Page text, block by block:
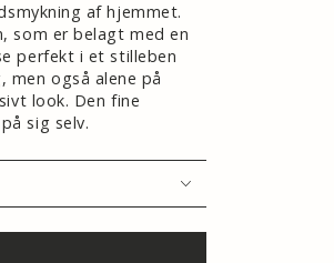
af hjemmet.
som er belagt med en
perfekt i et stilleben
men også alene på
look. Den fine
sig selv.